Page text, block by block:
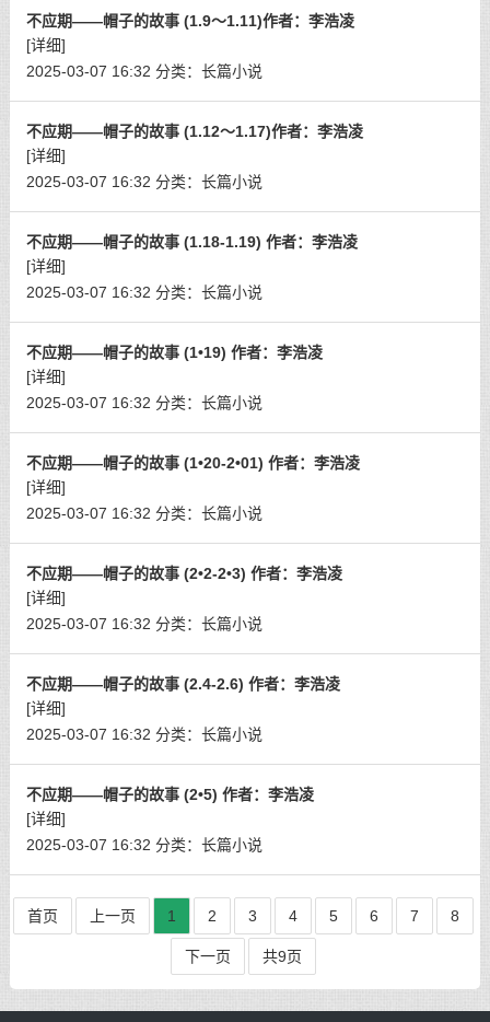
不应期——帽子的故事 (1.9～1.11)作者：李浩凌
[详细]
2025-03-07 16:32 分类： 长篇小说
不应期——帽子的故事 (1.12～1.17)作者：李浩凌
[详细]
2025-03-07 16:32 分类： 长篇小说
不应期——帽子的故事 (1.18-1.19) 作者：李浩凌
[详细]
2025-03-07 16:32 分类： 长篇小说
不应期——帽子的故事 (1•19) 作者：李浩凌
[详细]
2025-03-07 16:32 分类： 长篇小说
不应期——帽子的故事 (1•20-2•01) 作者：李浩凌
[详细]
2025-03-07 16:32 分类： 长篇小说
不应期——帽子的故事 (2•2-2•3) 作者：李浩凌
[详细]
2025-03-07 16:32 分类： 长篇小说
不应期——帽子的故事 (2.4-2.6) 作者：李浩凌
[详细]
2025-03-07 16:32 分类： 长篇小说
不应期——帽子的故事 (2•5) 作者：李浩凌
[详细]
2025-03-07 16:32 分类： 长篇小说
首页 上一页 1 2 3 4 5 6 7 8
下一页 共9页